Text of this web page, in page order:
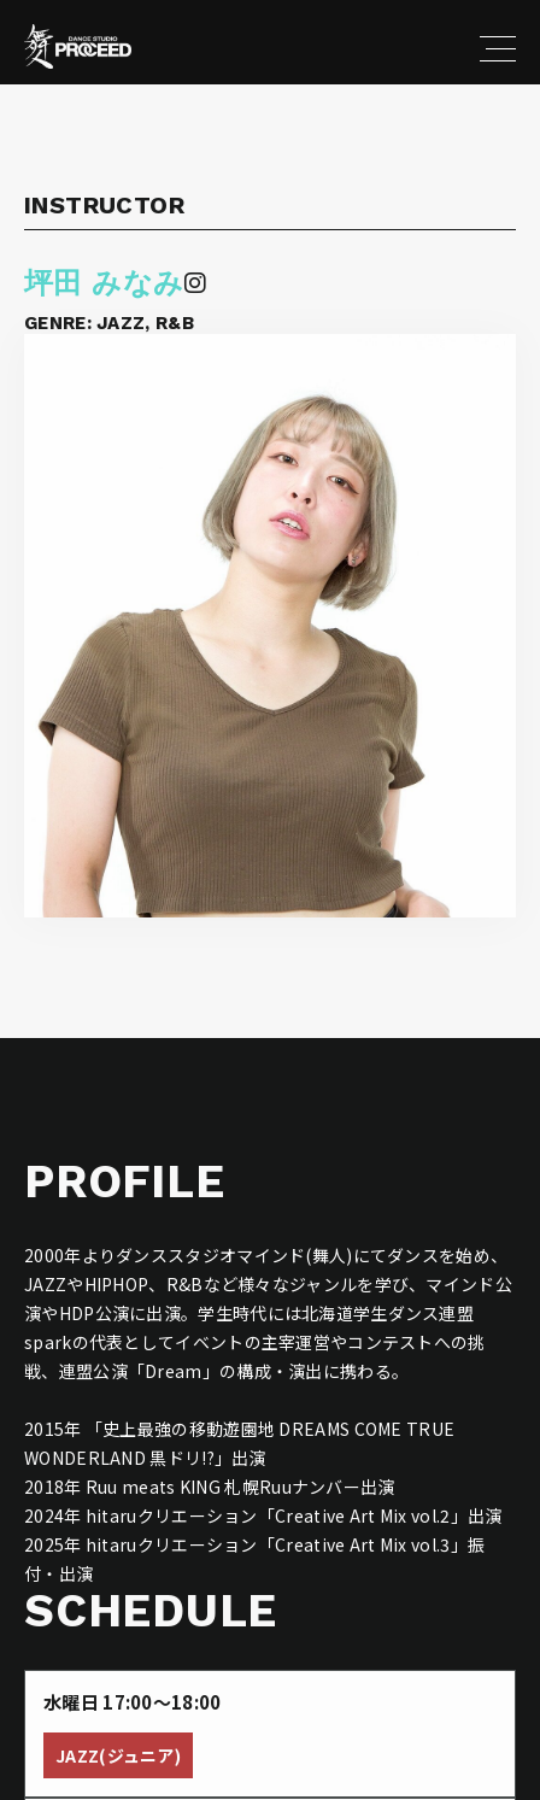
INSTRUCTOR
坪田 みなみ
GENRE:JAZZ, R&B
PROFILE
2000年よりダンススタジオマインド(舞人)にてダンスを始め、
JAZZやHIPHOP、R&Bなど様々なジャンルを学び、マインド公
演やHDP公演に出演。学生時代には北海道学生ダンス連盟
sparkの代表としてイベントの主宰運営やコンテストへの挑
戦、連盟公演「Dream」の構成・演出に携わる。
2015年 「史上最強の移動遊園地 DREAMS COME TRUE
WONDERLAND 黒ドリ!?」出演
2018年 Ruu meats KING 札幌Ruuナンバー出演
2024年 hitaruクリエーション「Creative Art Mix vol.2」出演
2025年 hitaruクリエーション「Creative Art Mix vol.3」振
付・出演
SCHEDULE
水曜日 17:00〜18:00
JAZZ(ジュニア)